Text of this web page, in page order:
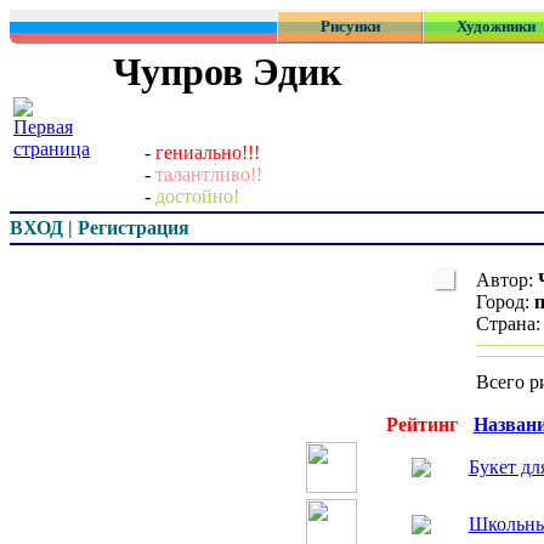
Рисунки Художники
Чупров Эдик
- гениально!!!
- талантливо!!
- достойно!
ВХОД | Регистрация
Автор:
Город:
Страна:
Всего
Рейтинг
Букет